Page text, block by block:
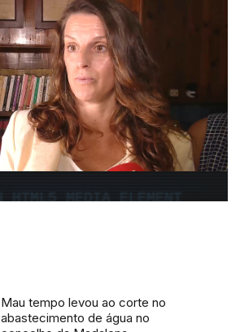
Mau tempo levou ao corte no
abastecimento de água no